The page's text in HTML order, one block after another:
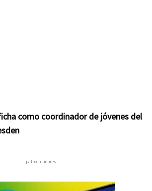
como coordinador de jóvenes del
– patrocinadores –